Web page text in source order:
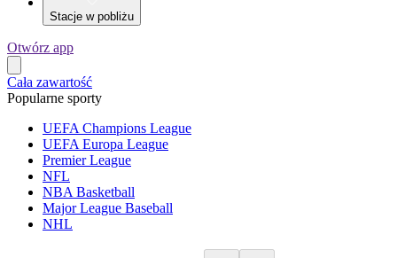
Stacje w pobliżu
Otwórz app
Cała zawartość
Popularne sporty
UEFA Champions League
UEFA Europa League
Premier League
NFL
NBA Basketball
Major League Baseball
NHL